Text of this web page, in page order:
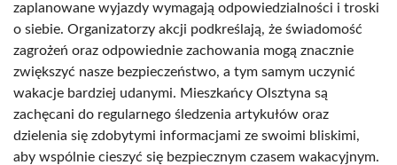
zaplanowane wyjazdy wymagają odpowiedzialności i troski
o siebie. Organizatorzy akcji podkreślają, że świadomość
zagrożeń oraz odpowiednie zachowania mogą znacznie
zwiększyć nasze bezpieczeństwo, a tym samym uczynić
wakacje bardziej udanymi. Mieszkańcy Olsztyna są
zachęcani do regularnego śledzenia artykułów oraz
dzielenia się zdobytymi informacjami ze swoimi bliskimi,
aby wspólnie cieszyć się bezpiecznym czasem wakacyjnym.